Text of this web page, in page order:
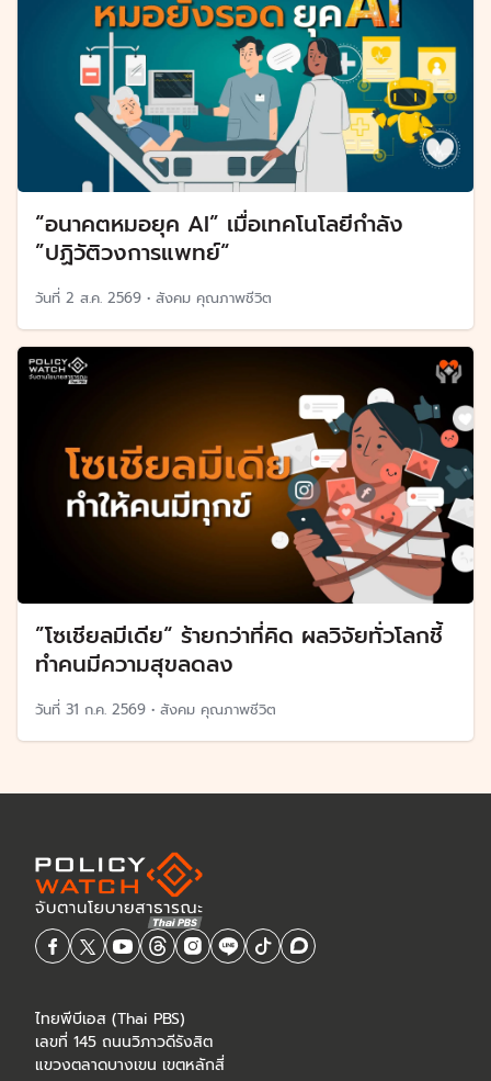
“อนาคตหมอยุค AI” เมื่อเทคโนโลยีกำลัง
”ปฏิวัติวงการแพทย์“
วันที่ 2 ส.ค. 2569 • สังคม คุณภาพชีวิต
”โซเชียลมีเดีย“ ร้ายกว่าที่คิด ผลวิจัยทั่วโลกชี้
ทำคนมีความสุขลดลง
วันที่ 31 ก.ค. 2569 • สังคม คุณภาพชีวิต
ไทยพีบีเอส (Thai PBS)
เลขที่ 145 ถนนวิภาวดีรังสิต
แขวงตลาดบางเขน เขตหลักสี่